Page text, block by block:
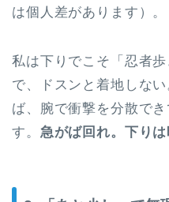
は個人差があります）。
私は下りでこそ「忍者
で、ドスンと着地しな
ば、腕で衝撃を分散で
す。 急がば回れ。下りは